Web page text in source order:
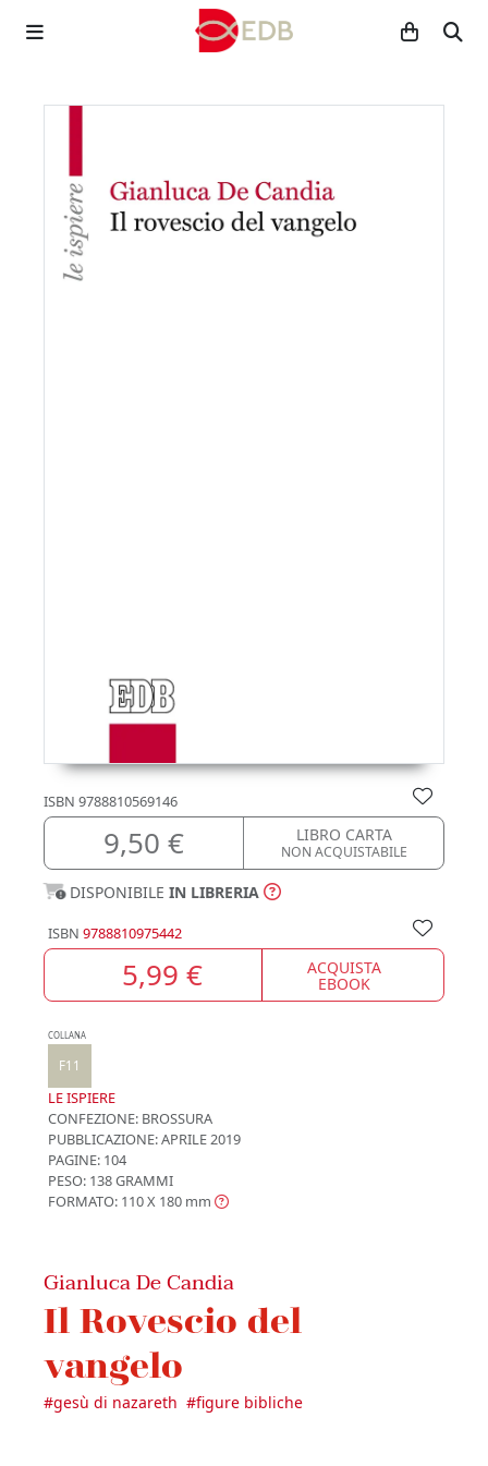
ISBN 9788810569146
9,50 € LIBRO CARTA
NON ACQUISTABILE
DISPONIBILE IN LIBRERIA
ISBN 9788810975442
5,99 € ACQUISTA
EBOOK
COLLANA
F11
LE ISPIERE
CONFEZIONE: BROSSURA
PUBBLICAZIONE:APRILE 2019
PAGINE: 104
PESO: 138 GRAMMI
FORMATO: 110 X 180 mm
Gianluca De Candia
Il Rovescio del
vangelo
#gesù di nazareth #figure bibliche